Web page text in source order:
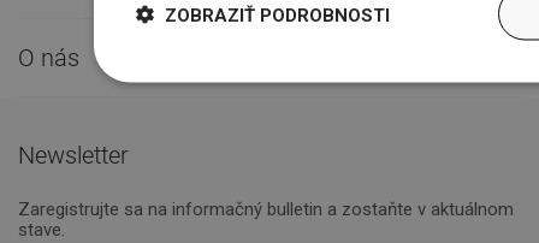
O nás
Newsletter
Zaregistrujte sa na informačný bulletin a zostaňte v aktuálnom
stave.
ZOBRAZIŤ PODROBNOSTI